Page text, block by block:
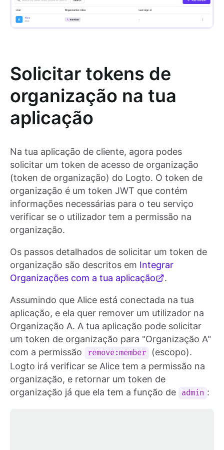
Solicitar tokens de
organização na tua
aplicação
Na tua aplicação de cliente, agora podes
solicitar um token de acesso de organização
(token de organização) do Logto. O token de
organização é um token JWT que contém
informações necessárias para o teu serviço
verificar se o utilizador tem a permissão na
organização.
Os passos detalhados de solicitar um token de
organização são descritos em Integrar
Organizações com a tua aplicação
.
Assumindo que Alice está conectada na tua
aplicação, e ela quer remover um utilizador na
Organização A. A tua aplicação pode solicitar
um token de organização para "Organização A"
com a permissão
remove:member
(escopo).
Logto irá verificar se Alice tem a permissão na
organização, e retornar um token de
organização já que ela tem a função de
admin :